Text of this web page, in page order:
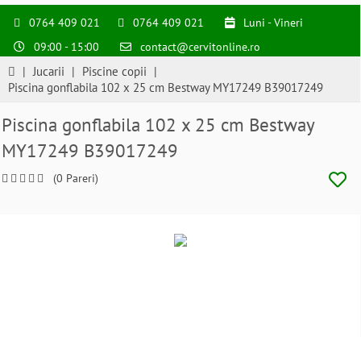
0764 409 021 0764 409 021
Luni - Vineri
09:00 - 15:00
contact@cervitonline.ro
| Jucarii | Piscine copii |
Piscina gonflabila 102 x 25 cm Bestway MY17249 B39017249
Piscina gonflabila 102 x 25 cm Bestway
MY17249 B39017249
(0 Pareri)